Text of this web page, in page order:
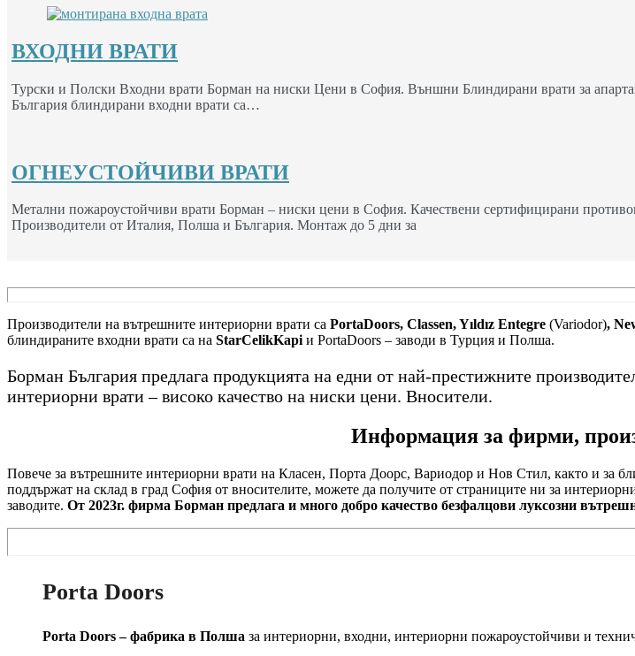
ВХОДНИ ВРАТИ
Турски и Полски Входни врати Борман на ниски Цени в София. Външни Блиндирани врати за
България блиндирани входни врати са…
ОГНЕУСТОЙЧИВИ ВРАТИ
Метални пожароустойчиви врати Борман – ниски цени в София. Качествени сертифицирани
Производители от Италия, Полша и България. Монтаж до 5 дни за
Производители на вътрешните интериорни врати са PortaDoors, Classen, Yıldız Entegre (Variodor),
блиндираните входни врати са на StarCelikKapiи PortaDoors – заводи в Турция и Полша.
Борман България предлага продукцията на едни от най-престижните
интериорни врати – високо качество на ниски цени. Вносители.
Информация за фирми,
Повече за вътрешните интериорни врати на Класен, Порта Доорс, Вариодор и Нов Стил, както и за
поддържат на склад в град София от вносителите, можете да получите от страниците ни за
заводите. От 2023г. фирма Борман предлага и много добро качество безфалцови луксозни
Porta Doors
Porta Doors – фабрика в Полша за интериорни, входни, интериорни пожароустойчиви и